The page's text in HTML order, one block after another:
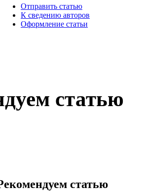
Отправить статью
К сведению авторов
Оформление статьи
статью
статью